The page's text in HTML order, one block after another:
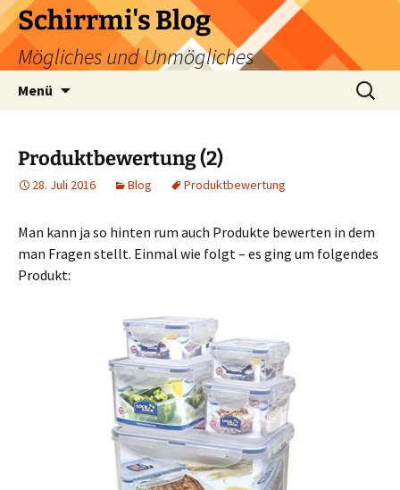
Zum
Inhalt
springen
Schirrmi's Blog
Mögliches und Unmögliches
Menü
Suchen
nach:
Produktbewertung (2)
28. Juli 2016 Blog Produktbewertung
Man kann ja so hinten rum auch Produkte bewerten in dem
man Fragen stellt. Einmal wie folgt – es ging um folgendes
Produkt: